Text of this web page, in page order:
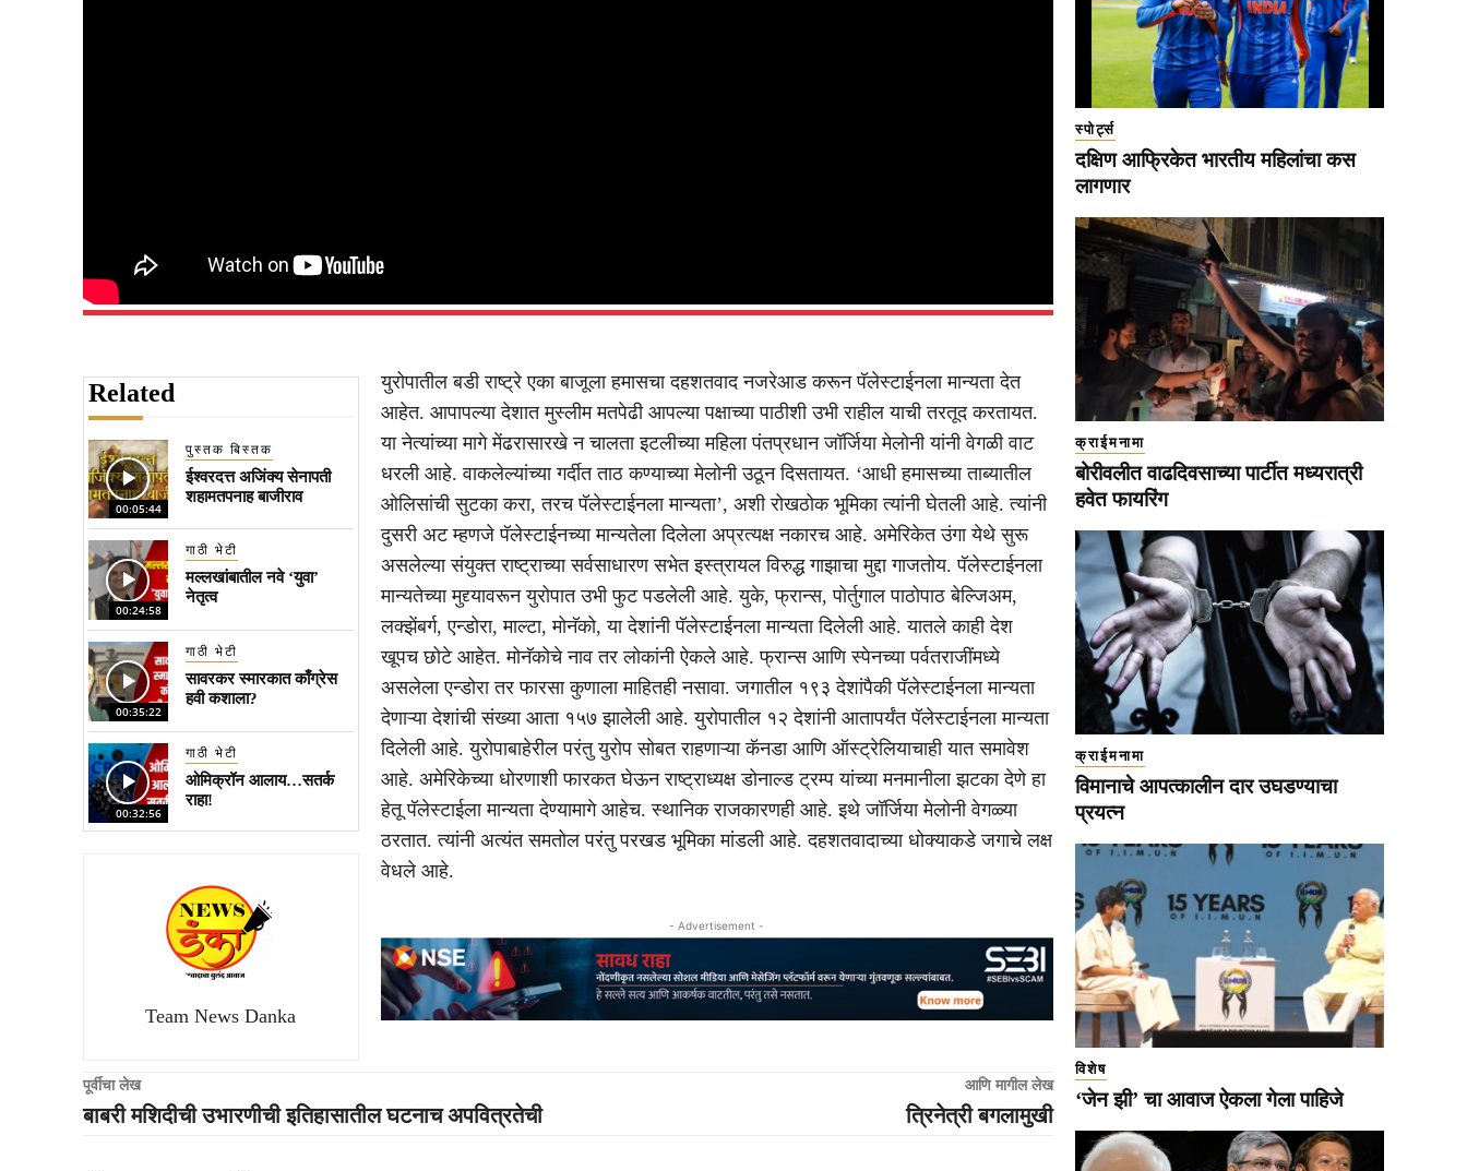
Related
00:05:44
पुस्तक बिस्तक
ईश्वरदत्त अजिंक्य सेनापती
शहामतपनाह बाजीराव
00:24:58
गाठी भेटी
मल्लखांबातील नवे ‘युवा’
नेतृत्व
00:35:22
गाठी भेटी
सावरकर स्मारकात काँग्रेस
हवी कशाला?
00:32:56
गाठी भेटी
ओमिक्रॉन आलाय…सतर्क
राहा!
Team News Danka
युरोपातील बडी राष्ट्रे एका बाजूला हमासचा दहशतवाद नजरेआड करून पॅलेस्टाईनला मान्यता देत
आहेत. आपापल्या देशात मुस्लीम मतपेढी आपल्या पक्षाच्या पाठीशी उभी राहील याची तरतूद करतायत.
या नेत्यांच्या मागे मेंढरासारखे न चालता इटलीच्या महिला पंतप्रधान जॉर्जिया मेलोनी यांनी वेगळी वाट
धरली आहे. वाकलेल्यांच्या गर्दीत ताठ कण्याच्या मेलोनी उठून दिसतायत. ‘आधी हमासच्या ताब्यातील
ओलिसांची सुटका करा, तरच पॅलेस्टाईनला मान्यता’, अशी रोखठोक भूमिका त्यांनी घेतली आहे. त्यांनी
दुसरी अट म्हणजे पॅलेस्टाईनच्या मान्यतेला दिलेला अप्रत्यक्ष नकारच आहे. अमेरिकेत उंगा येथे सुरू
असलेल्या संयुक्त राष्ट्राच्या सर्वसाधारण सभेत इस्त्रायल विरुद्ध गाझाचा मुद्दा गाजतोय. पॅलेस्टाईनला
मान्यतेच्या मुद्द्यावरून युरोपात उभी फुट पडलेली आहे. युके, फ्रान्स, पोर्तुगाल पाठोपाठ बेल्जिअम,
लक्झेंबर्ग, एन्डोरा, माल्टा, मोनॅको, या देशांनी पॅलेस्टाईनला मान्यता दिलेली आहे. यातले काही देश
खूपच छोटे आहेत. मोनॅकोचे नाव तर लोकांनी ऐकले आहे. फ्रान्स आणि स्पेनच्या पर्वतराजींमध्ये
असलेला एन्डोरा तर फारसा कुणाला माहितही नसावा. जगातील १९३ देशांपैकी पॅलेस्टाईनला मान्यता
देणाऱ्या देशांची संख्या आता १५७ झालेली आहे. युरोपातील १२ देशांनी आतापर्यंत पॅलेस्टाईनला मान्यता
दिलेली आहे. युरोपाबाहेरील परंतु युरोप सोबत राहणाऱ्या कॅनडा आणि ऑस्ट्रेलियाचाही यात समावेश
आहे. अमेरिकेच्या धोरणाशी फारकत घेऊन राष्ट्राध्यक्ष डोनाल्ड ट्रम्प यांच्या मनमानीला झटका देणे हा
हेतू पॅलेस्टाईला मान्यता देण्यामागे आहेच. स्थानिक राजकारणही आहे. इथे जॉर्जिया मेलोनी वेगळ्या
ठरतात. त्यांनी अत्यंत समतोल परंतु परखड भूमिका मांडली आहे. दहशतवादाच्या धोक्याकडे जगाचे लक्ष
वेधले आहे.
- Advertisement -
पूर्वीचा लेख
बाबरी मशिदीची उभारणीची इतिहासातील घटनाच अपवित्रतेची
आणि मागील लेख
त्रिनेत्री बगलामुखी
स्पोर्ट्स
दक्षिण आफ्रिकेत भारतीय महिलांचा कस
लागणार
क्राईमनामा
बोरीवलीत वाढदिवसाच्या पार्टीत मध्यरात्री
हवेत फायरिंग
क्राईमनामा
विमानाचे आपत्कालीन दार उघडण्याचा
प्रयत्न
विशेष
‘जेन झी’ चा आवाज ऐकला गेला पाहिजे